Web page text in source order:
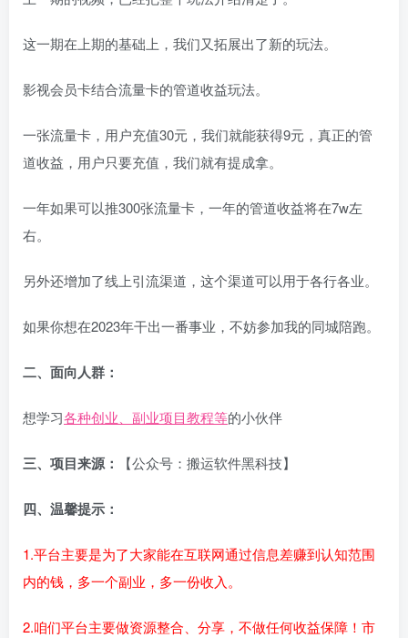
这一期在上期的基础上，我们又拓展出了新的玩法。
影视会员卡结合流量卡的管道收益玩法。
一张流量卡，用户充值30元，我们就能获得9元，真正的管
道收益，用户只要充值，我们就有提成拿。
一年如果可以推300张流量卡，一年的管道收益将在7w左
右。
另外还增加了线上引流渠道，这个渠道可以用于各行各业。
如果你想在2023年干出一番事业，不妨参加我的同城陪跑。
二、面向人群：
想学习各种创业、副业项目教程等的小伙伴
三、项目来源： 【公众号：搬运软件黑科技】
四、温馨提示：
1.平台主要是为了大家能在互联网通过信息差赚到认知范围
内的钱，多一个副业，多一份收入。
2.咱们平台主要做资源整合、分享，不做任何收益保障！市